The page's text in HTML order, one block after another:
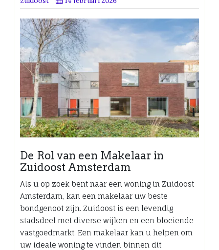
De Rol van een Makelaar in
Zuidoost Amsterdam
Als u op zoek bent naar een woning in Zuidoost
Amsterdam, kan een makelaar uw beste
bondgenoot zijn. Zuidoost is een levendig
stadsdeel met diverse wijken en een bloeiende
vastgoedmarkt. Een makelaar kan u helpen om
uw ideale woning te vinden binnen dit